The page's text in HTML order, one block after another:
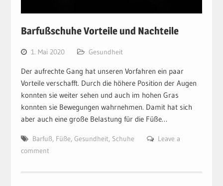
Barfußschuhe Vorteile und Nachteile
1. Mai 2020 Gesundheit
Der aufrechte Gang hat unseren Vorfahren ein paar
Vorteile verschafft. Durch die höhere Position der Augen
konnten sie weiter sehen und auch im hohen Gras
konnten sie Bewegungen wahrnehmen. Damit hat sich
aber auch eine große Belastung für die Füße…
Barfuß, Füße, Gesundheit, Schuhe
Leave a
comment